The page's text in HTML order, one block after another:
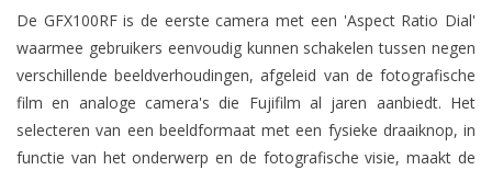
De GFX100RF is de eerste camera met een 'Aspect Ratio Dial'
waarmee gebruikers eenvoudig kunnen schakelen tussen negen
verschillende beeldverhoudingen, afgeleid van de fotografische
film en analoge camera's die Fujifilm al jaren aanbiedt. Het
selecteren van een beeldformaat met een fysieke draaiknop, in
functie van het onderwerp en de fotografische visie, maakt de